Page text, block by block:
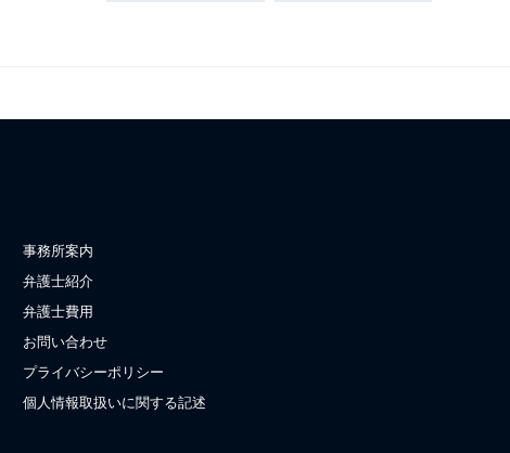
事務所案内
弁護士紹介
弁護士費用
お問い合わせ
プライバシーポリシー
個人情報取扱いに関する記述